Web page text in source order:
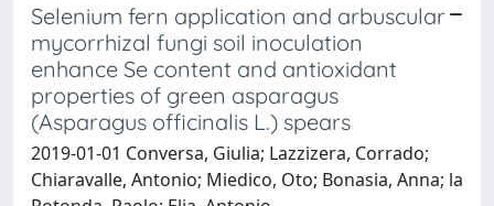
Selenium fern application and arbuscular
mycorrhizal fungi soil inoculation
enhance Se content and antioxidant
properties of green asparagus
(Asparagus officinalis L.) spears
2019-01-01 Conversa, Giulia; Lazzizera, Corrado;
Chiaravalle, Antonio; Miedico, Oto; Bonasia, Anna; la